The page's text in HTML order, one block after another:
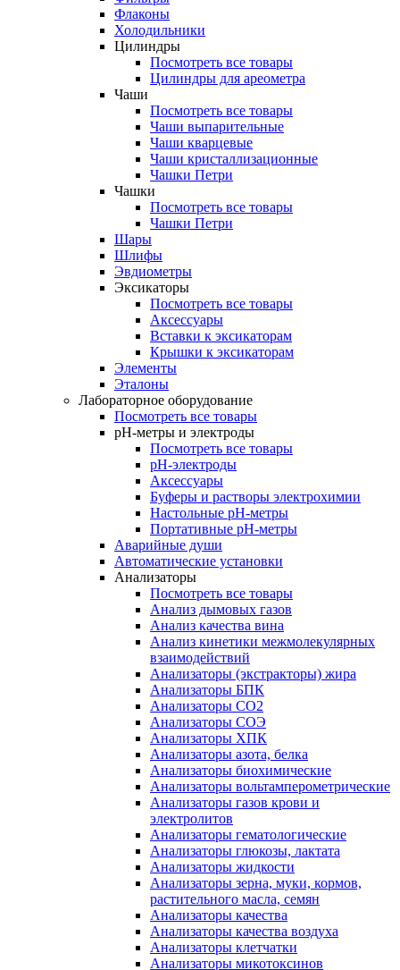
Флаконы
Холодильники
Цилиндры
Посмотреть все товары
Цилиндры для ареометра
Чаши
Посмотреть все товары
Чаши выпарительные
Чаши кварцевые
Чаши кристаллизационные
Чашки Петри
Чашки
Посмотреть все товары
Чашки Петри
Шары
Шлифы
Эвдиометры
Эксикаторы
Посмотреть все товары
Аксессуары
Вставки к эксикаторам
Крышки к эксикаторам
Элементы
Эталоны
Лабораторное оборудование
Посмотреть все товары
pH-метры и электроды
Посмотреть все товары
pH-электроды
Аксессуары
Буферы и растворы электрохимии
Настольные рН-метры
Портативные рН-метры
Аварийные души
Автоматические установки
Анализаторы
Посмотреть все товары
Анализ дымовых газов
Анализ качества вина
Анализ кинетики межмолекулярных
взаимодействий
Анализаторы (экстракторы) жира
Анализаторы БПК
Анализаторы СО2
Анализаторы СОЭ
Анализаторы ХПК
Анализаторы азота, белка
Анализаторы биохимические
Анализаторы вольтамперометрические
Анализаторы газов крови и
электролитов
Анализаторы гематологические
Анализаторы глюкозы, лактата
Анализаторы жидкости
Анализаторы зерна, муки, кормов,
растительного масла, семян
Анализаторы качества
Анализаторы качества воздуха
Анализаторы клетчатки
Анализаторы микотоксинов